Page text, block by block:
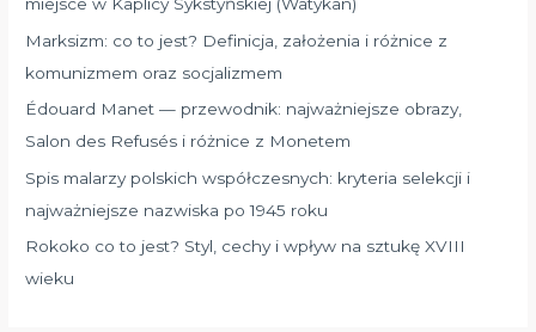
miejsce w Kaplicy Sykstyńskiej (Watykan)
Marksizm: co to jest? Definicja, założenia i różnice z
komunizmem oraz socjalizmem
Édouard Manet — przewodnik: najważniejsze obrazy,
Salon des Refusés i różnice z Monetem
Spis malarzy polskich współczesnych: kryteria selekcji i
najważniejsze nazwiska po 1945 roku
Rokoko co to jest? Styl, cechy i wpływ na sztukę XVIII
wieku